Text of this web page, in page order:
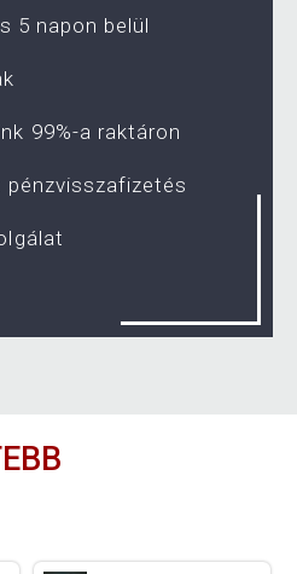
5 napon belül
99%-a raktáron
pénzvisszafizetés